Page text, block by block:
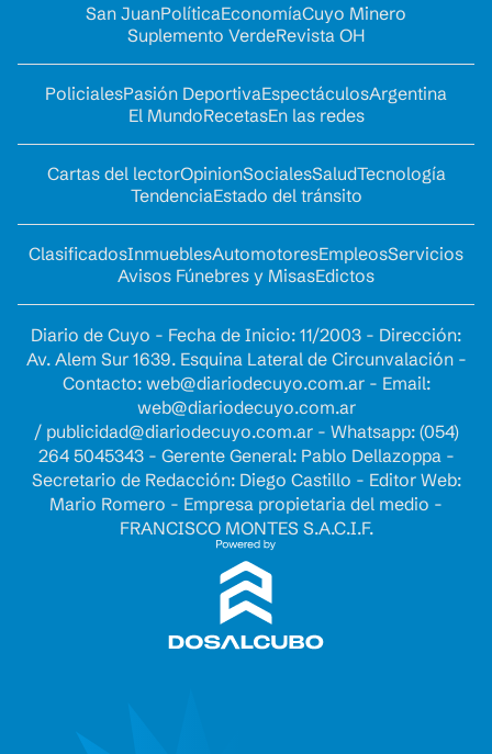
San JuanPolíticaEconomíaCuyo Minero
Suplemento VerdeRevista OH
PolicialesPasión DeportivaEspectáculosArgentina
El MundoRecetasEn las redes
Cartas del lectorOpinionSocialesSaludTecnología
TendenciaEstado del tránsito
ClasificadosInmueblesAutomotoresEmpleosServicios
Avisos Fúnebres y MisasEdictos
Diario de Cuyo - Fecha de Inicio: 11/2003 - Dirección:
Av. Alem Sur 1639. Esquina Lateral de Circunvalación -
Contacto: web@diariodecuyo.com.ar- Email:
web@diariodecuyo.com.ar
/ publicidad@diariodecuyo.com.ar- Whatsapp: (054)
264 5045343 - Gerente General: Pablo Dellazoppa -
Secretario de Redacción: Diego Castillo - Editor Web:
Mario Romero - Empresa propietaria del medio -
FRANCISCO MONTES S.A.C.I.F.